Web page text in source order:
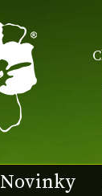
Novinky